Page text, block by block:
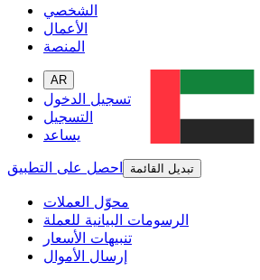
الشخصي
الأعمال
المنصة
AR
تسجيل الدخول
التسجيل
يساعد
احصل على التطبيق
تبديل القائمة
محوّل العملات
الرسومات البيانية للعملة
تنبيهات الأسعار
إرسال الأموال